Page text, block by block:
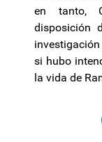
en tanto,
disposición
si hubo
la vida de